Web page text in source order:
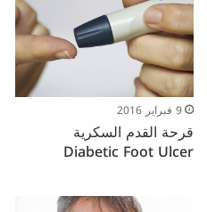
9 فبراير 2016
قرحة القدم السكرية
Diabetic Foot Ulcer